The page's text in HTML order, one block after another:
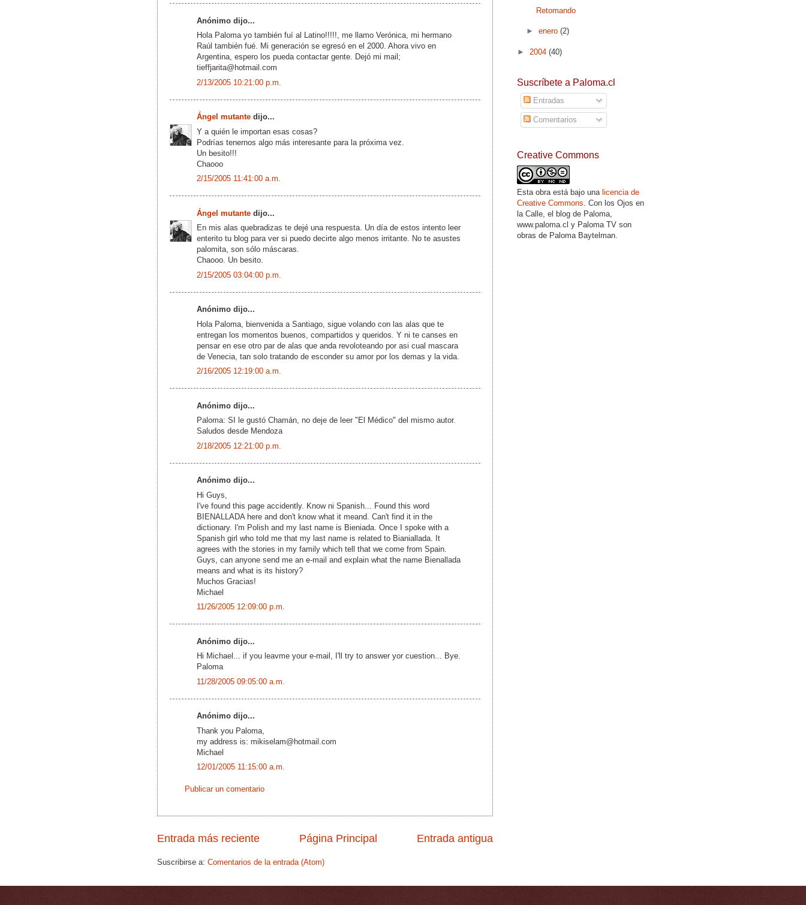
Anónimo dijo...
Hola Paloma yo también fuí al Latino!!!!!, me llamo Verónica, mi hermano
Raúl también fué. Mi generación se egresó en el 2000. Ahora vivo en
Argentina, espero los pueda contactar gente. Dejó mi mail;
tieffjarita@hotmail.com
2/13/2005 10:21:00 p.m.
Ángel mutante dijo...
Y a quién le importan esas cosas?
Podrías tenernos algo más interesante para la próxima vez.
Un besito!!!
Chaooo
2/15/2005 11:41:00 a.m.
Ángel mutante dijo...
En mis alas quebradizas te dejé una respuesta. Un día de estos intento leer
enterito tu blog para ver si puedo decirte algo menos irritante. No te asustes
palomita, son sólo máscaras.
Chaooo. Un besito.
2/15/2005 03:04:00 p.m.
Anónimo dijo...
Hola Paloma, bienvenida a Santiago, sigue volando con las alas que te
entregan los momentos buenos, compartidos y queridos. Y ni te canses en
pensar en ese otro par de alas que anda revoloteando por asi cual mascara
de Venecia, tan solo tratando de esconder su amor por los demas y la vida.
2/16/2005 12:19:00 a.m.
Anónimo dijo...
Paloma: SI le gustó Chamán, no deje de leer "El Médico" del mismo autor.
Saludos desde Mendoza
2/18/2005 12:21:00 p.m.
Anónimo dijo...
Hi Guys,
I've found this page accidently. Know ni Spanish... Found this word
BIENALLADA here and don't know what it meand. Can't find it in the
dictionary. I'm Polish and my last name is Bieniada. Once I spoke with a
Spanish girl who told me that my last name is related to Bianiallada. It
agrees with the stories in my family which tell that we come from Spain.
Guys, can anyone send me an e-mail and explain what the name Bienallada
means and what is its history?
Muchos Gracias!
Michael
11/26/2005 12:09:00 p.m.
Anónimo dijo...
Hi Michael... if you leavme your e-mail, I'll try to answer yor cuestion... Bye.
Paloma
11/28/2005 09:05:00 a.m.
Anónimo dijo...
Thank you Paloma,
my address is: mikiselam@hotmail.com
Michael
12/01/2005 11:15:00 a.m.
Publicar un comentario
Entrada más reciente Entrada antigua
Página Principal
Suscribirse a: Comentarios de la entrada (Atom)
Retomando
►enero(2)
► 2004 (40)
Suscríbete a Paloma.cl
Entradas
Comentarios
Creative Commons
Esta obra está bajo una licencia de
Creative Commons . Con los Ojos en
la Calle, el blog de Paloma,
www.paloma.cl y Paloma TV son
obras de Paloma Baytelman.